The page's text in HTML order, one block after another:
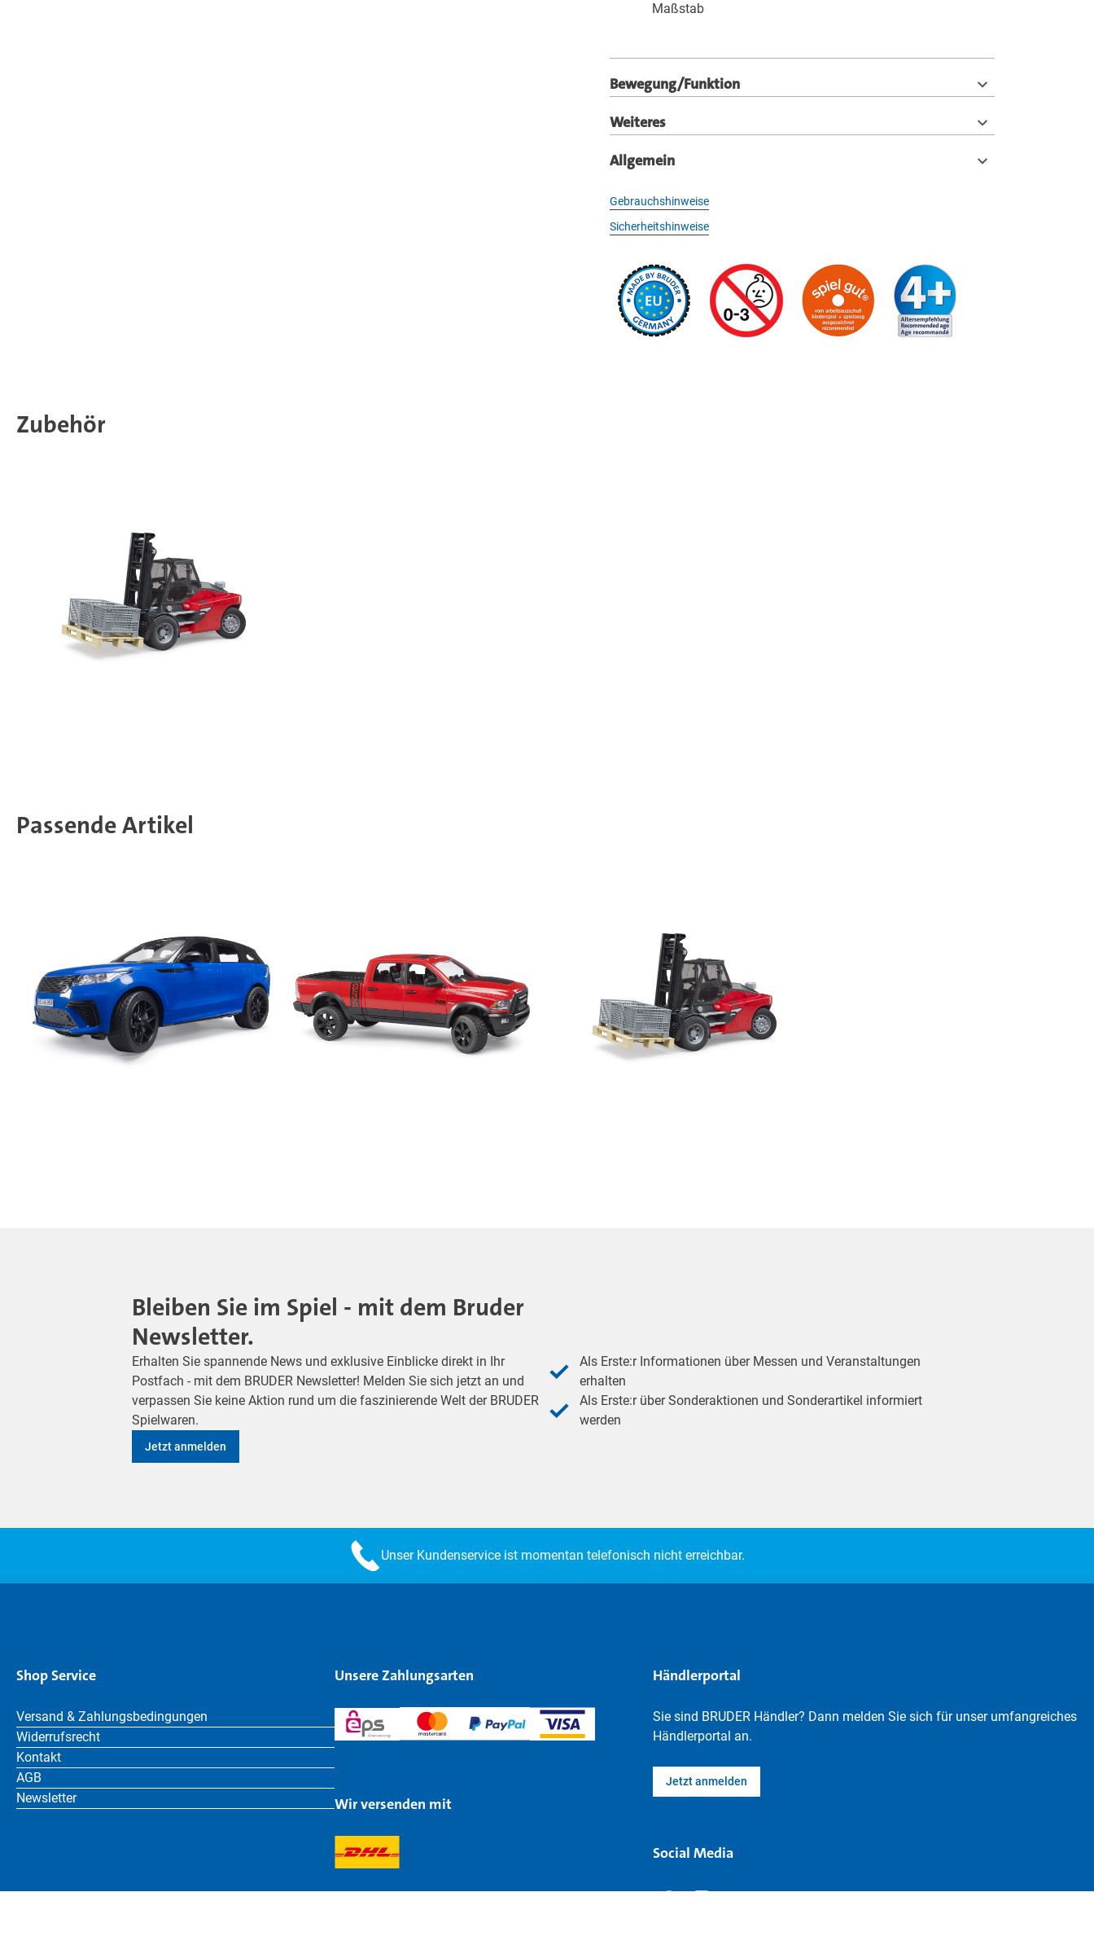
Maßstab
Bewegung/Funktion
Weiteres
Allgemein
Gebrauchshinweise
Sicherheitshinweise
Zubehör
Passende Artikel
Bleiben Sie im Spiel - mit dem Bruder
Newsletter.
Erhalten Sie spannende News und exklusive Einblicke direkt in Ihr
Postfach - mit dem BRUDER Newsletter! Melden Sie sich jetzt an und
verpassen Sie keine Aktion rund um die faszinierende Welt der BRUDER
Spielwaren.
Jetzt anmelden
Als Erste:r Informationen über Messen und Veranstaltungen
erhalten
Als Erste:r über Sonderaktionen und Sonderartikel informiert
werden
Unser Kundenservice ist momentan telefonisch nicht erreichbar.
Shop Service
Versand & Zahlungsbedingungen
Widerrufsrecht
Kontakt
AGB
Newsletter
Unsere Zahlungsarten
Wir versenden mit
Händlerportal
Sie sind BRUDER Händler? Dann melden Sie sich für unser umfangreiches
Händlerportal an.
Jetzt anmelden
Social Media